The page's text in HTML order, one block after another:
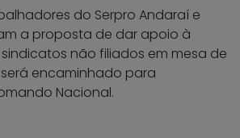
do Serpro Andaraí e
a proposta de dar apoio à
não filiados em mesa de
encaminhado para
Nacional.